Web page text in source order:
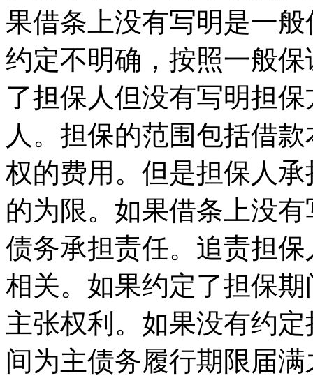
果借条上没有写明是一
约定不明确，按照一般
了担保人但没有写明担
人。担保的范围包括借
权的费用。但是担保人
的为限。如果借条上没
债务承担责任。追责担
相关。如果约定了担保
主张权利。如果没有约
间为主债务履行期限届